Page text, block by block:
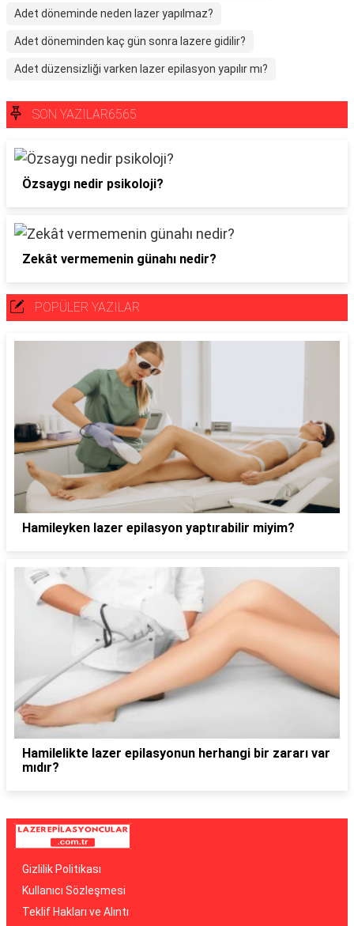
Adet döneminde neden lazer yapılmaz?
Adet döneminden kaç gün sonra lazere gidilir?
Adet düzensizliği varken lazer epilasyon yapılır mı?
SON YAZILAR6565
Özsaygı nedir psikoloji?
Zekât vermemenin günahı nedir?
POPÜLER YAZILAR
Hamileyken lazer epilasyon yaptırabilir miyim?
Hamilelikte lazer epilasyonun herhangi bir zararı var
mıdır?
Gizlilik Politikası
Kullanıcı Sözleşmesi
Teklif Hakları ve Alıntı